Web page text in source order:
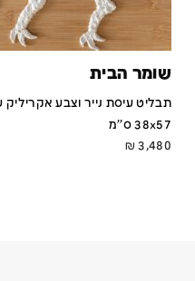
שומר הבית
תבליט עיסת נייר וצבע
38x57 ס''מ
3,480
₪